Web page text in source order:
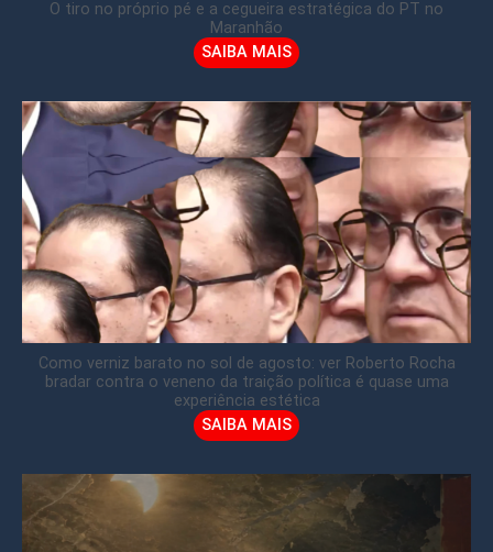
O tiro no próprio pé e a cegueira estratégica do PT no
Maranhão
SAIBA MAIS
Como verniz barato no sol de agosto: ver Roberto Rocha
bradar contra o veneno da traição política é quase uma
experiência estética
SAIBA MAIS